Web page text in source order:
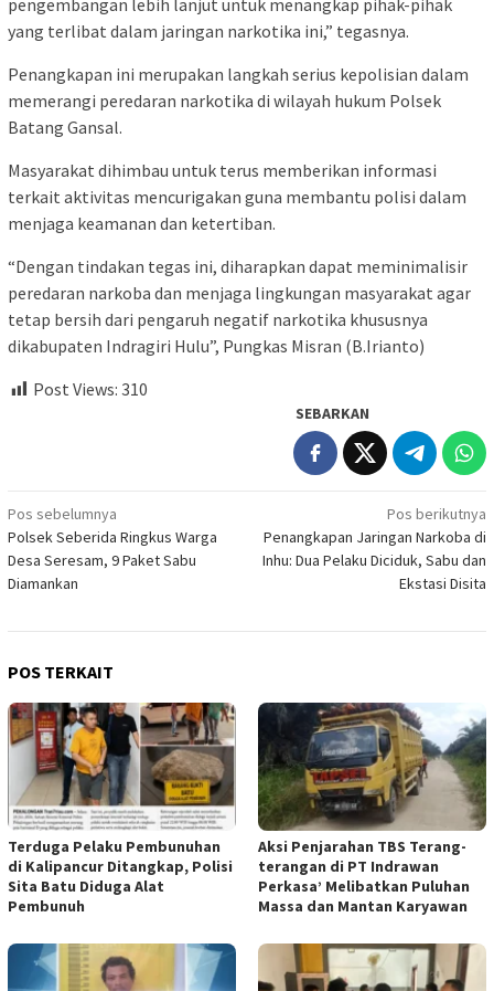
pengembangan lebih lanjut untuk menangkap pihak-pihak
yang terlibat dalam jaringan narkotika ini,” tegasnya.
Penangkapan ini merupakan langkah serius kepolisian dalam
memerangi peredaran narkotika di wilayah hukum Polsek
Batang Gansal.
Masyarakat dihimbau untuk terus memberikan informasi
terkait aktivitas mencurigakan guna membantu polisi dalam
menjaga keamanan dan ketertiban.
“Dengan tindakan tegas ini, diharapkan dapat meminimalisir
peredaran narkoba dan menjaga lingkungan masyarakat agar
tetap bersih dari pengaruh negatif narkotika khususnya
dikabupaten Indragiri Hulu”, Pungkas Misran (B.Irianto)
Post Views: 310
SEBARKAN
Navigasi
pos
Pos sebelumnya
Polsek Seberida Ringkus Warga
Desa Seresam, 9 Paket Sabu
Diamankan
Pos berikutnya
Penangkapan Jaringan Narkoba di
Inhu: Dua Pelaku Diciduk, Sabu dan
Ekstasi Disita
POS TERKAIT
Terduga Pelaku Pembunuhan
di Kalipancur Ditangkap, Polisi
Sita Batu Diduga Alat
Pembunuh
Aksi Penjarahan TBS Terang-
terangan di PT Indrawan
Perkasa’ Melibatkan Puluhan
Massa dan Mantan Karyawan